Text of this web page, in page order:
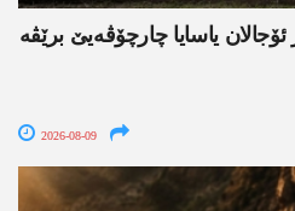
یاسایا چارچۆڤەیێ برێڤە
2026-08-09